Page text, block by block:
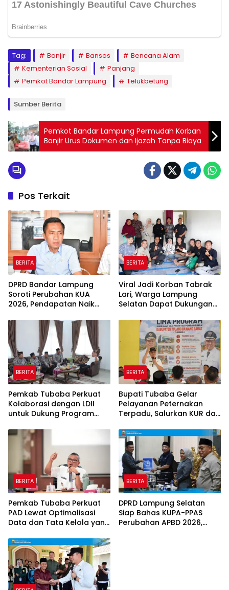
Tag: Banjir Bansos
Bencana Alam
Kementerian Sosial
Panjang
Pemkot Bandar Lampung
Telukbetung
Sumber Berita
Pemkot Bandar Lampung Permudah Korban
Banjir Urus Dokumen dan Ijazah Tanpa Biaya
Pos Terkait
BERITA
DPRD Bandar Lampung
Soroti Perubahan KUA
2026, Pendapatan Naik
Dipangkas
BERITA
Viral Jadi Korban Tabrak
Lari, Warga Lampung
Selatan Dapat Dukungan
Influencer
BERITA
Pemkab Tubaba Perkuat
Kolaborasi dengan LDII
untuk Dukung Program
BERITA
Bupati Tubaba Gelar
Pelayanan Peternakan
Terpadu, Salurkan KUR dan
Ketenagakerjaan
BERITA
Pemkab Tubaba Perkuat
PAD Lewat Optimalisasi
Data dan Tata Kelola yang
BERITA
DPRD Lampung Selatan
Siap Bahas KUPA-PPAS
Perubahan APBD 2026,